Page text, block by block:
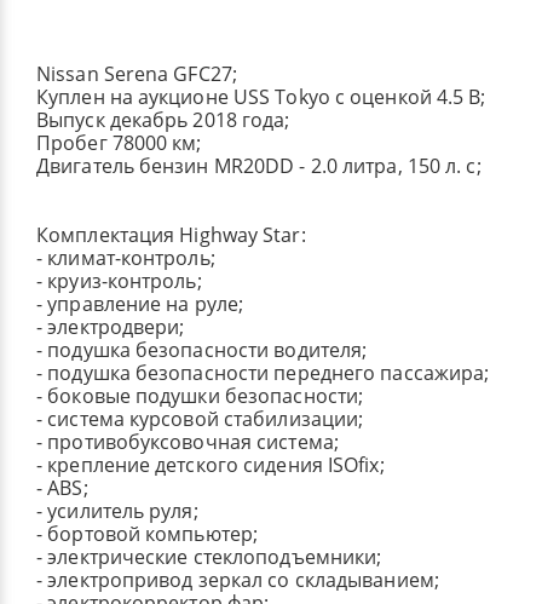
Nissan Serena GFC27;
Куплен на аукционе USS Tokyo с оценкой 4.5 B;
Выпуск декабрь 2018 года;
Пробег 78000 км;
Двигатель бензин MR20DD - 2.0 литра, 150 л. с;
Комплектация Highway Star:
- климат-контроль;
- круиз-контроль;
- управление на руле;
- электродвери;
- подушка безопасности водителя;
- подушка безопасности переднего пассажира;
- боковые подушки безопасности;
- система курсовой стабилизации;
- противобуксовочная система;
- крепление детского сидения ISOfix;
- ABS;
- усилитель руля;
- бортовой компьютер;
- электрические стеклоподъемники;
- электропривод зеркал со складыванием;